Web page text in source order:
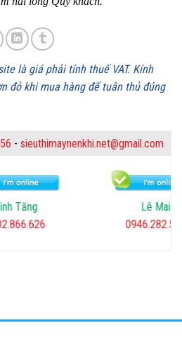
là giá phải tính thuế VAT. Kính
đỏ khi mua hàng để tuân thủ đúng
- sieuthimaynenkhi.net@gmail.com
Minh
Lê Mai